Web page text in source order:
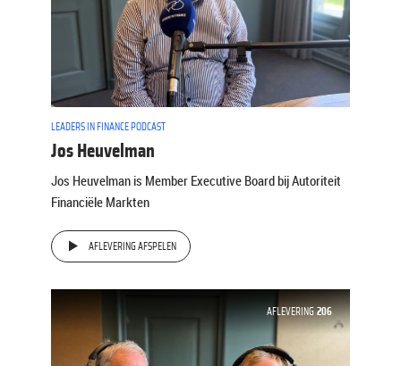
LEADERS IN FINANCE PODCAST
Jos Heuvelman
Jos Heuvelman is Member Executive Board bij Autoriteit
Financiële Markten
AFLEVERING AFSPELEN
AFLEVERING 206